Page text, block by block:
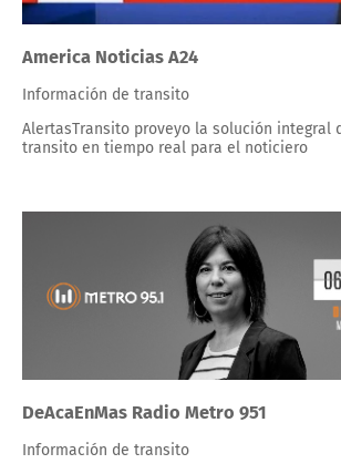
America Noticias A24
Información de transito
AlertasTransito proveyo la solución integral
transito en tiempo real para el noticiero
DeAcaEnMas Radio Metro 951
Información de transito